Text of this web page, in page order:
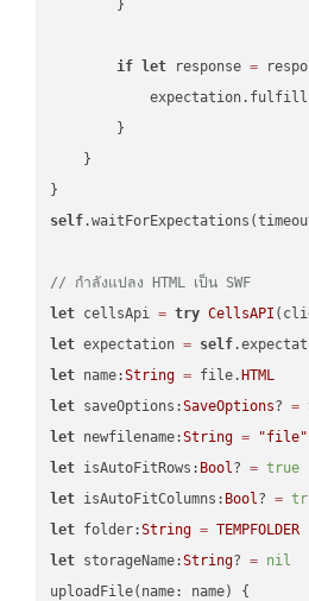
        }
if let response =
        }
    }
self
// กำลังแปลง HTML เป็น SWF
let cellsApi = try CellsAPI
let expectation = self
let name:String = file. HTML
let saveOptions:SaveOptions? =
let newfilename:String =
"file"
let isAutoFitRows: Bool? = true
let isAutoFitColumns: Bool? =
let folder:String = TEMPFOLDER
let storageName:String? = nil
uploadFile(name: name) {